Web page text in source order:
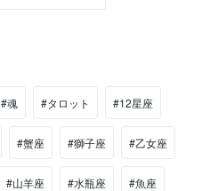
#魂 #タロット #12星座
#蟹座 #獅子座 #乙女座
#山羊座 #水瓶座 #魚座